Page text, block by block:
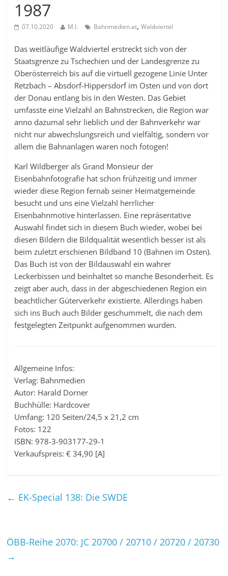
1987
07.10.2020 M.I. Bahnmedien.at,Waldviertel
Das weitläufige Waldviertel erstreckt sich von der
Staatsgrenze zu Tschechien und der Landesgrenze zu
Oberösterreich bis auf die virtuell gezogene Linie Unter
Retzbach – Absdorf-Hippersdorf im Osten und von dort
der Donau entlang bis in den Westen. Das Gebiet
umfasste eine Vielzahl an Bahnstrecken, die Region war
anno dazumal sehr lieblich und der Bahnverkehr war
nicht nur abwechslungsreich und vielfältig, sondern vor
allem die Bahnanlagen waren noch fotogen!
Karl Wildberger als Grand Monsieur der
Eisenbahnfotografie hat schon frühzeitig und immer
wieder diese Region fernab seiner Heimatgemeinde
besucht und uns eine Vielzahl herrlicher
Eisenbahnmotive hinterlassen. Eine repräsentative
Auswahl findet sich in diesem Buch wieder, wobei bei
diesen Bildern die Bildqualität wesentlich besser ist als
beim zuletzt erschienen Bildband 10 (Bahnen im Osten).
Das Buch ist von der Bildauswahl ein wahrer
Leckerbissen und beinhaltet so manche Besonderheit. Es
zeigt aber auch, dass in der abgeschiedenen Region ein
beachtlicher Güterverkehr existierte. Allerdings haben
sich ins Buch auch Bilder geschummelt, die nach dem
festgelegten Zeitpunkt aufgenommen wurden.
Allgemeine Infos:
Verlag: Bahnmedien
Autor: Harald Dorner
Buchhülle: Hardcover
Umfang: 120 Seiten/24,5 x 21,2 cm
Fotos: 122
ISBN: 978-3-903177-29-1
Verkaufspreis: € 34,90 [A]
← EK-Special 138: Die SWDE
ÖBB-Reihe 2070: JC 20700 / 20710 / 20720 / 20730
→